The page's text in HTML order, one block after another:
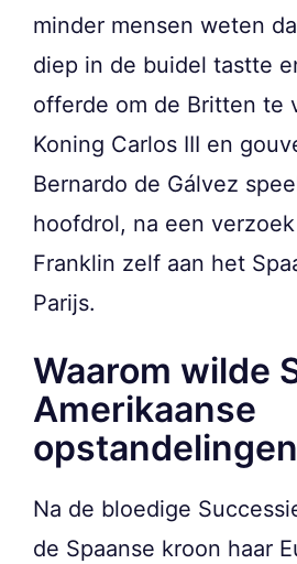
minder mensen weten
diep in de buidel tastte
offerde om de Britten te
Koning Carlos III en
Bernardo de Gálvez
hoofdrol, na een
Franklin zelf aan het
Parijs.
Waarom wilde
Amerikaanse
Na de bloedige
de Spaanse kroon haar